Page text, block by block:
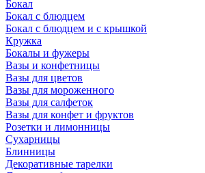
Бокал
Бокал с блюдцем
Бокал с блюдцем и с крышкой
Кружка
Бокалы и фужеры
Вазы и конфетницы
Вазы для цветов
Вазы для мороженного
Вазы для салфеток
Вазы для конфет и фруктов
Розетки и лимонницы
Сухарницы
Блинницы
Декоративные тарелки